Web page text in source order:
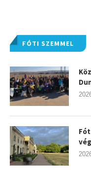
FÓTI SZEMMEL